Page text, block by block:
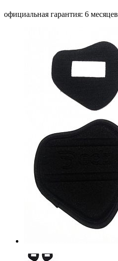
официальная гарантия: 6 месяцев